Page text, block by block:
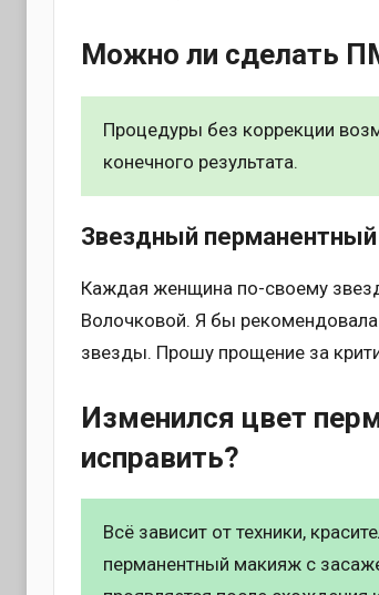
Можно ли сделать
Процедуры без коррекции
конечного результата.
Звездный
Каждая женщина по-своему
Волочковой. Я бы
звезды. Прошу прощение за
Изменился цвет
исправить?
Всё зависит от техники,
перманентный макияж с